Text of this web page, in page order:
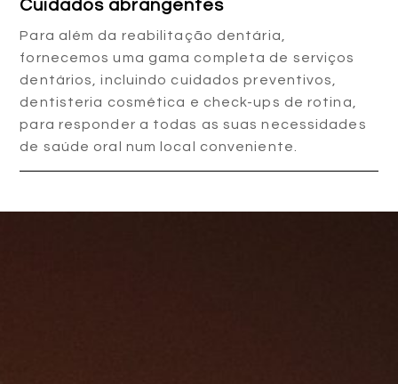
Cuidados abrangentes
Para além da reabilitação dentária,
fornecemos uma gama completa de serviços
dentários, incluindo cuidados preventivos,
dentisteria cosmética e check-ups de rotina,
para responder a todas as suas necessidades
de saúde oral num local conveniente.